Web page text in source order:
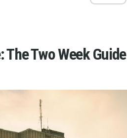
Two Week Guide